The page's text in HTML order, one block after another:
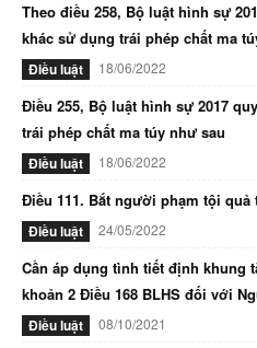
Theo điều 258, Bộ luật hình sự
khác sử dụng trái phép chất ma
Điều luật 18/06/2022
Điều 255, Bộ luật hình sự 2017
trái phép chất ma túy như sau
Điều luật 18/06/2022
Điều 111. Bắt người phạm tội quả
Điều luật 24/05/2022
Cần áp dụng tình tiết định khung
khoản 2 Điều 168 BLHS đối với
Điều luật 08/10/2021